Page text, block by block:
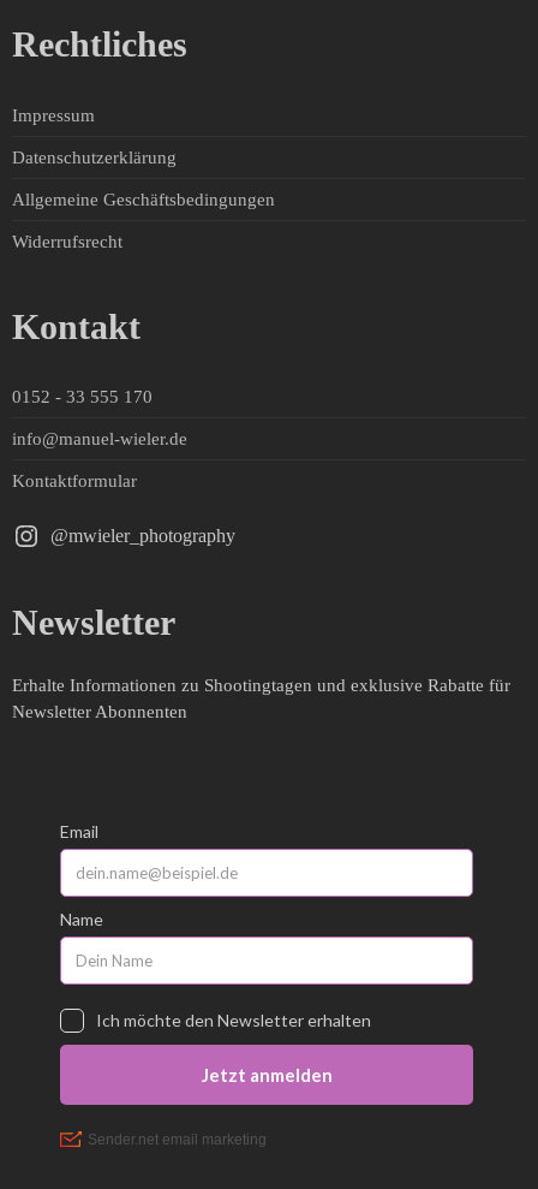
Rechtliches
Impressum
Datenschutzerklärung
Allgemeine Geschäftsbedingungen
Widerrufsrecht
Kontakt
0152 - 33 555 170
info@manuel-wieler.de
Kontaktformular
@mwieler_photography
Newsletter
Erhalte Informationen zu Shootingtagen und exklusive Rabatte für
Newsletter Abonnenten